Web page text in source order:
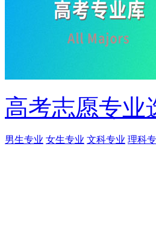
高考志愿专业
男生专业 女生专业 文科专业 理科